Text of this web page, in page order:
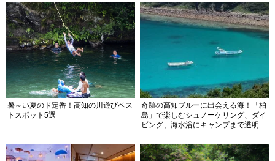
暑～い夏のド定番！高知の川遊びベス
トスポット5選
奇跡の高知ブルーに出会える海！「柏
島」で楽しむシュノーケリング、ダイ
ビング、海水浴にキャンプまで透明度